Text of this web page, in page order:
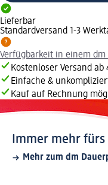
Lieferbar
Standardversand 1-3
Verfügbarkeit in einem
Kostenloser Versand
Einfache &
Kauf auf Rechnung
Immer mehr fürs
Mehr zum dm